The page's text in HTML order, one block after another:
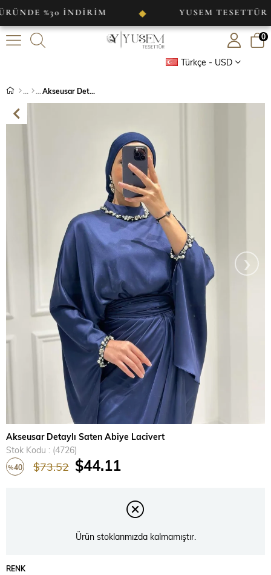
%30 İNDİRİM ◆ YUSEM TESETTÜR ◆
Türkçe - USD
0
Akseusar Detaylı Saten Abiye Lacivert
›
Akseusar Detaylı Saten Abiye Lacivert
Stok Kodu
(4726)
%40 $73.52 $44.11
Ürün stoklarımızda kalmamıştır.
RENK